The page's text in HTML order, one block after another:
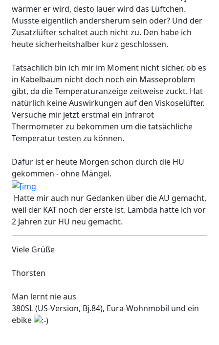
wärmer er wird, desto lauer wird das Lüftchen.
Müsste eigentlich andersherum sein oder? Und der
Zusatzlüfter schaltet auch nicht zu. Den habe ich
heute sicherheitshalber kurz geschlossen.
Tatsächlich bin ich mir im Moment nicht sicher, ob es
in Kabelbaum nicht doch noch ein Masseproblem
gibt, da die Temperaturanzeige zeitweise zuckt. Hat
natürlich keine Auswirkungen auf den Viskoselüfter.
Versuche mir jetzt erstmal ein Infrarot
Thermometer zu bekommen um die tatsächliche
Temperatur testen zu können.
Dafür ist er heute Morgen schon durch die HU
gekommen - ohne Mängel.
Hatte mir auch nur Gedanken über die AU gemacht,
weil der KAT noch der erste ist. Lambda hatte ich vor
2 Jahren zur HU neu gemacht.
Viele Grüße
Thorsten
Man lernt nie aus
380SL (US-Version, Bj.84), Eura-Wohnmobil und ein
ebike